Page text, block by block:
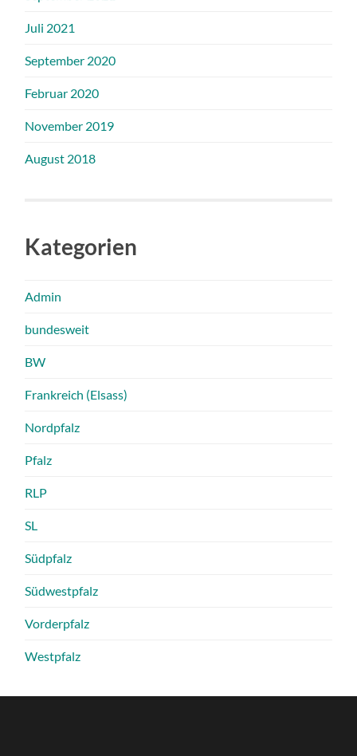
Juli 2021
September 2020
Februar 2020
November 2019
August 2018
Kategorien
Admin
bundesweit
BW
Frankreich (Elsass)
Nordpfalz
Pfalz
RLP
SL
Südpfalz
Südwestpfalz
Vorderpfalz
Westpfalz